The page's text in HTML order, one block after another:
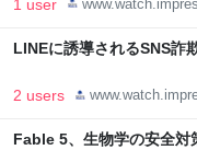
1 user
LINEに誘導されるSNS詐
2 users
Fable 5、生物学の安全